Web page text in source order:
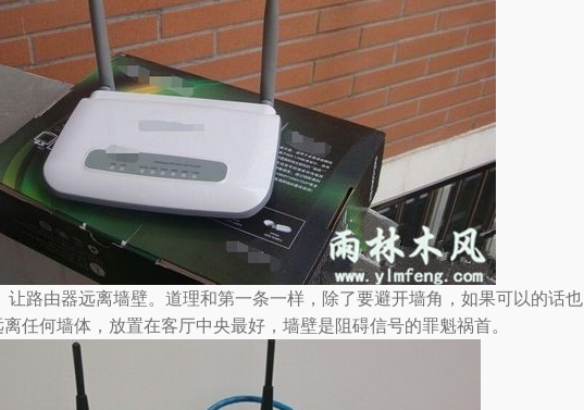
让路由器远离墙壁。道理和第一条一样，除了要避开墙角，如果可以的话也
离任何墙体，放置在客厅中央最好，墙壁是阻碍信号的罪魁祸首。